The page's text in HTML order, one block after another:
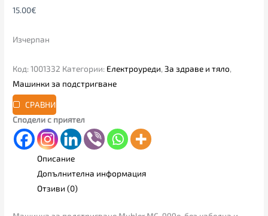
15.00€
Изчерпан
Код:1001332 Категории: Електроуреди,За здраве и тяло,
Машинки за подстригване
СРАВНИ
Сподели с приятел
Описание
Допълнителна информация
Отзиви (0)